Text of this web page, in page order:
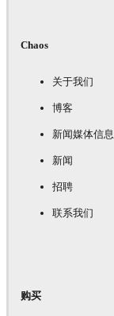
Chaos
关于我们
博客
新闻媒体信息
新闻
招聘
联系我们
购买